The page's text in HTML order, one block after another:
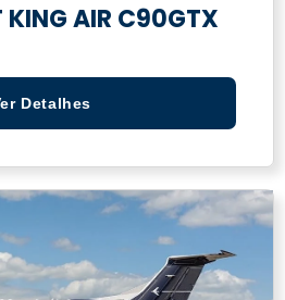
KING AIR C90GTX
Detalhes